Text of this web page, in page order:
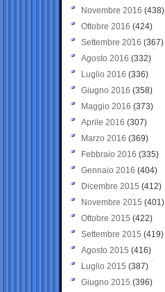
Novembre 2016 (438)
Ottobre 2016 (424)
Settembre 2016 (367)
Agosto 2016 (332)
Luglio 2016 (336)
Giugno 2016 (358)
Maggio 2016 (373)
Aprile 2016 (307)
Marzo 2016 (369)
Febbraio 2016 (335)
Gennaio 2016 (404)
Dicembre 2015 (412)
Novembre 2015 (401)
Ottobre 2015 (422)
Settembre 2015 (419)
Agosto 2015 (416)
Luglio 2015 (387)
Giugno 2015 (396)